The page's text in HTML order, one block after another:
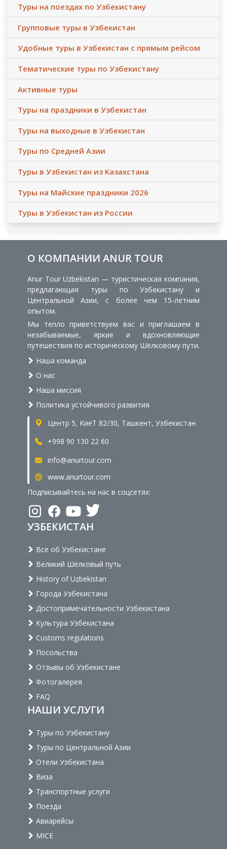
Туры на поездах по Узбекистану
Групповые туры в Узбекистан
Удобные туры в Узбекистан с прямым рейсом
Тематические туры по Узбекистану
Активные туры
Туры на праздники в Узбекистан
Туры на выходные в Узбекистан
Туры по Средней Азии
Туры в Узбекистан из Казахстана
Туры на Майские праздники 2026
Туры в Узбекистан из России
О КОМПАНИИ ANUR TOUR
Anur Tour Uzbekistan — туристическая компания,
предлагающая туры по Узбекистану и
Центральной Азии, с более чем 15-летним
опытом.
Мы тепло приветствуем вас и приглашаем в
незабываемые, яркие и вдохновляющие
путешествия по историческому Шёлковому пути.
Наша команда
О нас
Наша миссия
Политика устойчивого развития
Центр 5, КиёТ 82/30, Ташкент, Узбекистан
+998 90 130 22 60
info@anurtour.com
www.anurtour.com
Подписывайтесь на нас в соцсетях:
УЗБЕКИСТАН
Все об Узбекистане
Великий Шёлковый путь
History of Uzbekistan
Города Узбекистана
Достопримечательности Узбекистана
Культура Узбекистана
Customs regulations
Посольства
Отзывы об Узбекистане
Фотогалерея
FAQ
НАШИ УСЛУГИ
Туры по Узбекистану
Туры по Центральной Азии
Отели Узбекистана
Виза
Транспортные услуги
Поезда
Авиарейсы
MICE